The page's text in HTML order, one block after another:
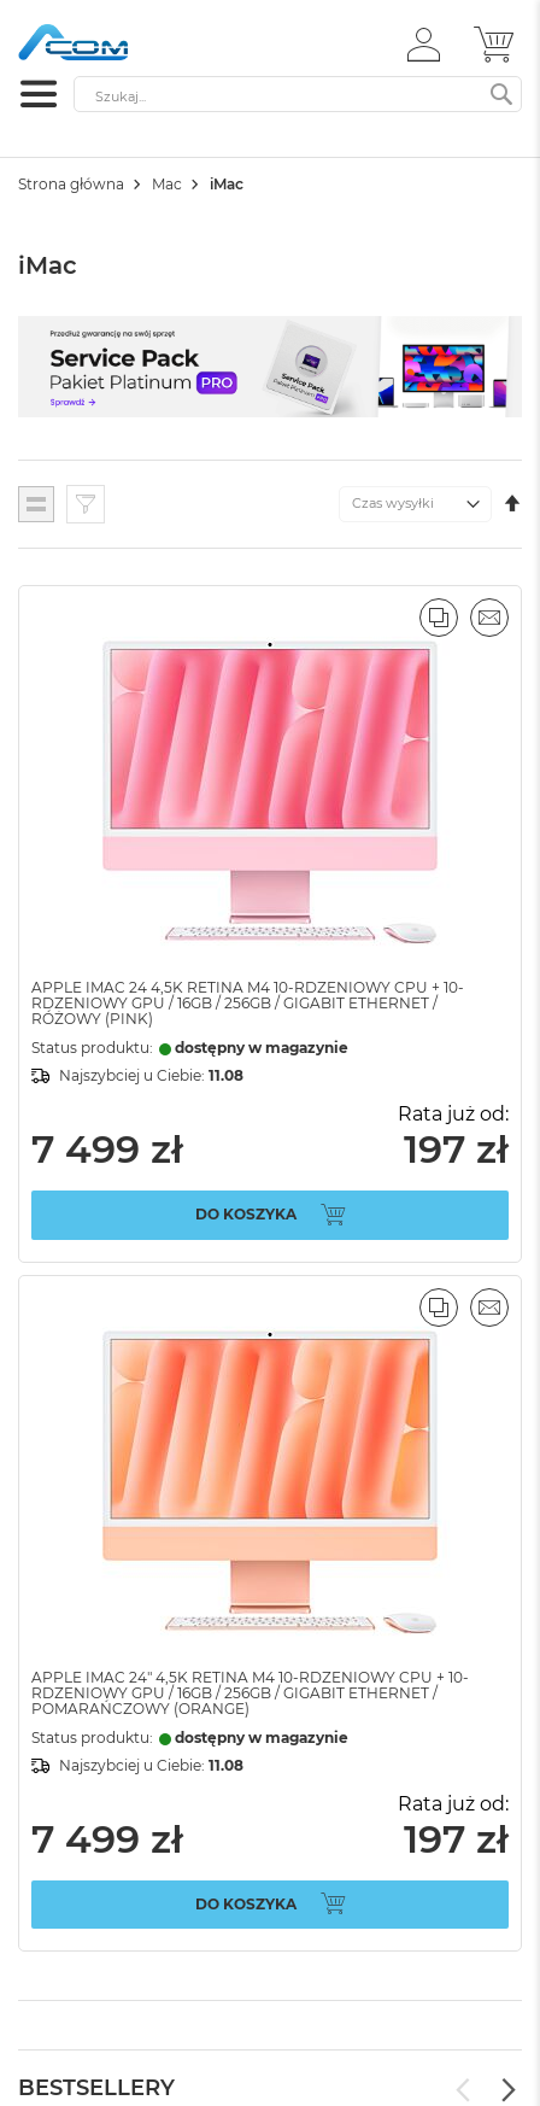
ZALOGUJ
SIĘ
Szukaj
Strona główna Mac iMac
iMac
Lista
APPLE IMAC 24 4,5K RETINA M4 10-RDZENIOWY CPU + 10-
RDZENIOWY GPU / 16GB / 256GB / GIGABIT ETHERNET /
RÓŻOWY (PINK)
Status produktu:
dostępny w magazynie
Najszybciej u Ciebie: 11.08
7 499 zł
Rata już od:
197 zł
DO KOSZYKA
APPLE IMAC 24" 4,5K RETINA M4 10-RDZENIOWY CPU + 10-
RDZENIOWY GPU / 16GB / 256GB / GIGABIT ETHERNET /
POMARAŃCZOWY (ORANGE)
Status produktu:
dostępny w magazynie
Najszybciej u Ciebie: 11.08
7 499 zł
Rata już od:
197 zł
DO KOSZYKA
BESTSELLERY